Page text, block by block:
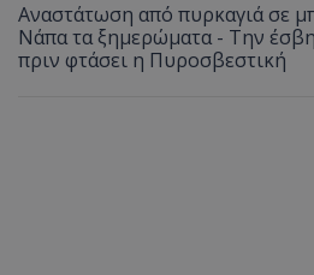
Αναστάτωση από πυρκαγιά σε
Νάπα τα ξημερώματα - Την
πριν φτάσει η Πυροσβεστική